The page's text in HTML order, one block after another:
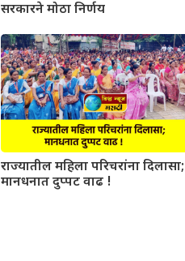
सरकारने मोठा निर्णय
राज्यातील महिला परिचरांना दिलासा;
मानधनात दुप्पट वाढ !